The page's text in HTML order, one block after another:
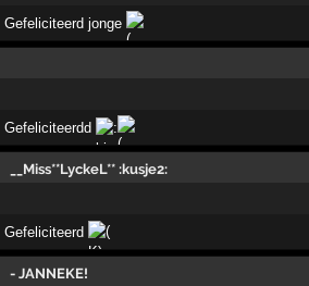
Gefeliciteerd jonge
Gefeliciteerdd
__Miss**LyckeL** :kusje2:
Gefeliciteerd
- JANNEKE!